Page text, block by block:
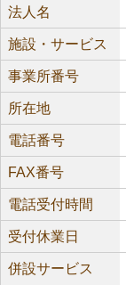
法人名
施設・サービス
事業所番号
所在地
電話番号
FAX番号
電話受付時間
受付休業日
併設サービス